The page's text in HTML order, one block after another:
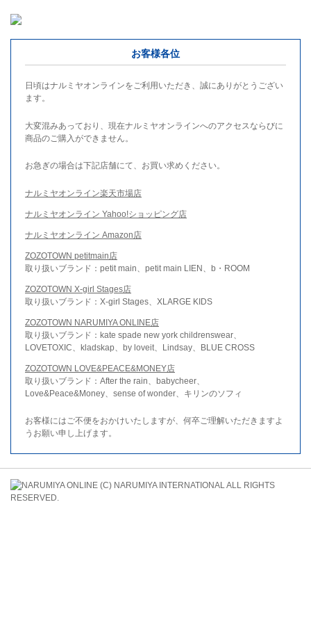
お客様各位
日頃はナルミヤオンラインをご利用いただき、誠にありがとうござい
ます。
大変混みあっており、現在ナルミヤオンラインへのアクセスならびに
商品のご購入ができません。
お急ぎの場合は下記店舗にて、お買い求めください。
ナルミヤオンライン楽天市場店
ナルミヤオンライン Yahoo!ショッピング店
ナルミヤオンライン Amazon店
ZOZOTOWN petitmain店
取り扱いブランド：petit main、petit main LIEN、b・ROOM
ZOZOTOWN X-girl Stages店
取り扱いブランド：X-girl Stages、XLARGE KIDS
ZOZOTOWN NARUMIYA ONLINE店
取り扱いブランド：kate spade new york childrenswear、
LOVETOXIC、kladskap、by loveit、Lindsay、BLUE CROSS
ZOZOTOWN LOVE&PEACE&MONEY店
取り扱いブランド：After the rain、babycheer、
Love&Peace&Money、sense of wonder、キリンのソフィ
お客様にはご不便をおかけいたしますが、何卒ご理解いただきますよ
うお願い申し上げます。